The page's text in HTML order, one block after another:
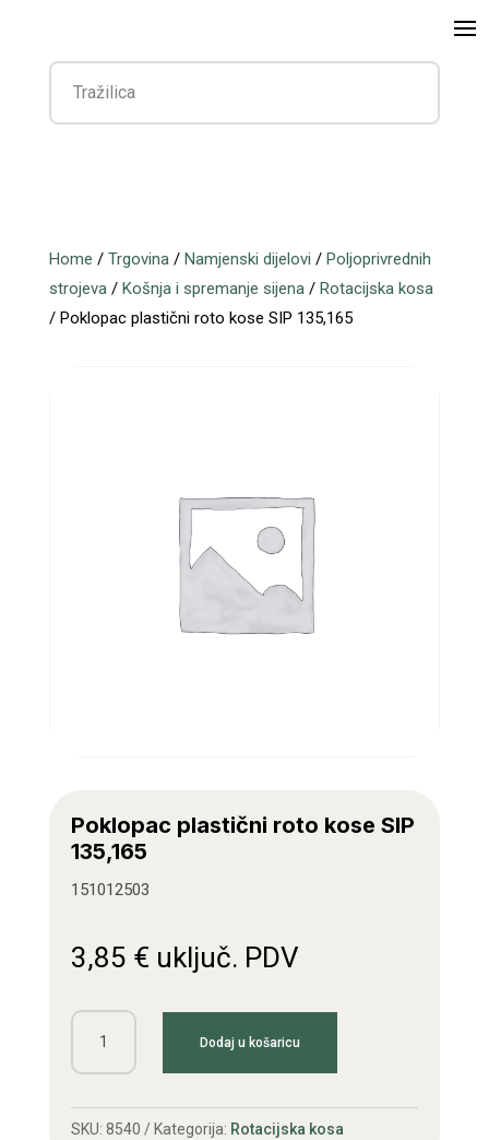
Home / Trgovina/ Namjenski dijelovi / Poljoprivrednih
strojeva/ Košnja i spremanje sijena/ Rotacijska kosa
/ Poklopac plastični roto kose SIP 135,165
Poklopac plastični roto kose SIP
135,165
151012503
3,85 € uključ. PDV
Poklopac
plastični
kose
Dodaj u košaricu
SKU: 8540 Kategorija: Rotacijska kosa